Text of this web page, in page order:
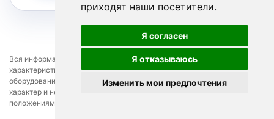
приходят наши посетители.
Я согласен
Я отказываюсь
Изменить мои предпочтения
Вся информация представленная на сайте, касающаяся технических
характеристик, наличия, стоимости, условий предоставления
оборудования и программных продуктов, носит информационный
характер и не является публичной офертой, определяемой
положениями Статьи 437 пункт 2 Гражданского кодекса РФ.